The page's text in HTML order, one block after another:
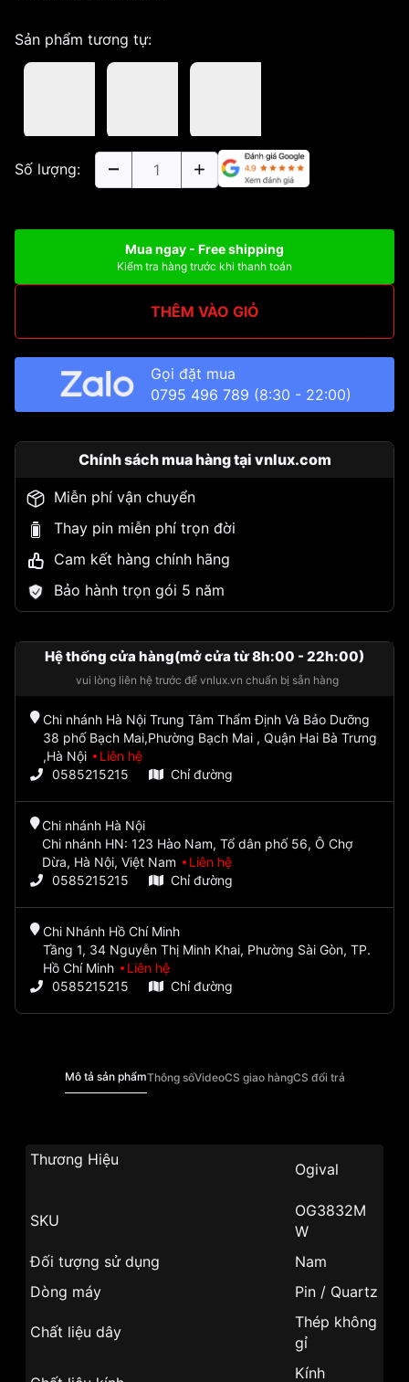
Sản phẩm tương tự:
Số lượng:
Mua ngay - Free shipping
Kiểm tra hàng trước khi thanh toán
THÊM VÀO GIỎ
Gọi đặt mua
0795 496 789 (8:30 - 22:00)
Chính sách mua hàng tại vnlux.com
Miễn phí vận chuyển
Thay pin miễn phí trọn đời
Cam kết hàng chính hãng
Bảo hành trọn gói 5 năm
Hệ thống cửa hàng(mở cửa từ 8h:00 - 22h:00)
vui lòng liên hệ trước để vnlux.vn chuẩn bị sẵn hàng
Chi nhánh Hà Nội Trung Tâm Thẩm Định Và Bảo Dưỡng
38 phố Bạch Mai,Phường Bạch Mai , Quận Hai Bà Trưng
,Hà Nội
Liên hệ
0585215215
Chỉ đường
Chi nhánh Hà Nội
Chi nhánh HN: 123 Hào Nam, Tổ dân phố 56, Ô Chợ
Dừa, Hà Nội, Việt Nam
Liên hệ
0585215215
Chỉ đường
Chi Nhánh Hồ Chí Minh
Tầng 1, 34 Nguyễn Thị Minh Khai, Phường Sài Gòn, TP.
Hồ Chí Minh
Liên hệ
0585215215
Chỉ đường
Mô tả sản phẩmThông sốVideoCS giao hàngCS đổi trả
Thương Hiệu
Ogival
SKU
OG3832M
W
Đối tượng sử dụng
Nam
Dòng máy
Pin / Quartz
Chất liệu dây
Thép không
gỉ
Kính